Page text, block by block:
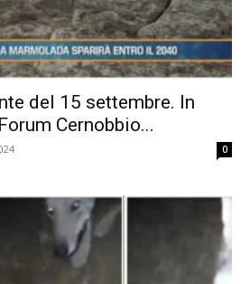
del 15 settembre. In
Cernobbio...
0